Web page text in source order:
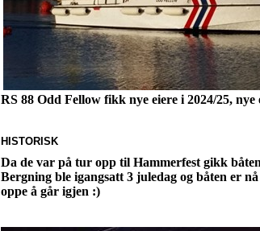
RS 88 Odd Fellow fikk nye eiere i 2024/25,
HISTORISK
Da de var på tur opp til Hammerfest gikk
Bergning ble igangsatt 3 juledag og båten er
oppe å går igjen :)